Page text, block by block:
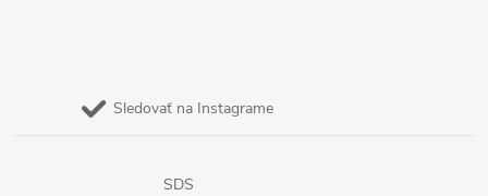
Sledovať na Instagrame
SDS